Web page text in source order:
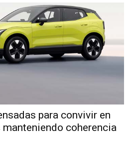
para convivir en
coherencia